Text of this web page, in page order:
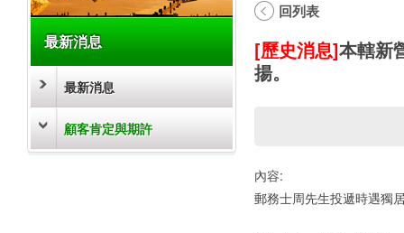
最新消息
最新消息
顧客肯定與期許
回列表
[歷史消息]本轄新
揚。
內容:
郵務士周先生投遞時遇獨